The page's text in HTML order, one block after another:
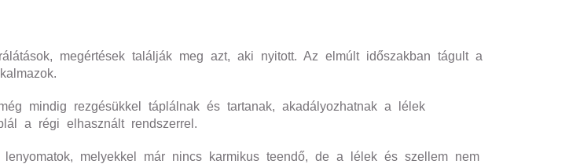
megértések találják meg azt, aki nyitott. Az elmúlt időszakban tágult a
mindig rezgésükkel táplálnak és tartanak, akadályozhatnak a lélek
a régi elhasznált rendszerrel.
melyekkel már nincs karmikus teendő, de a lélek és szellem nem